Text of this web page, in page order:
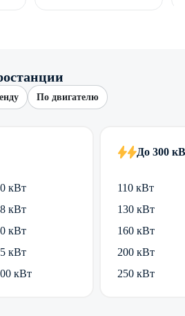
По двигателю
кВт
кВт
кВт
кВт
кВт
До 300
110 кВт
130 кВт
160 кВт
200 кВт
250 кВт